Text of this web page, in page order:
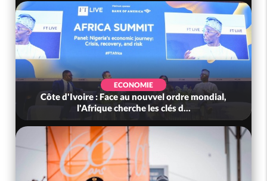
ECONOMIE
Côte d'Ivoire : Face au nouvvel ordre mondial,
l'Afrique cherche les clés d...